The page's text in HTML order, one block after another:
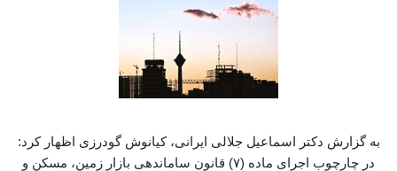
به گزارش دکتر اسماعیل جلالی ایرانی، کیانوش گودرزی اظهار کرد:
در چارچوب اجرای ماده (۷) قانون ساماندهی بازار زمین، مسکن و